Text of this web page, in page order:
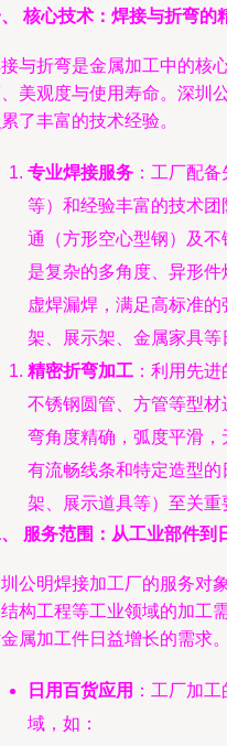
核心技术：焊接与折弯的
与折弯是金属加工中的核
美观度与使用寿命。深圳
了丰富的技术经验。
专业焊接服务 ：工厂配
等）和经验丰富的技术
通（方形空心型钢）及
是复杂的多角度、异形
虚焊漏焊，满足高标准
架、展示架、金属家具等
精密折弯加工 ：利用先
不锈钢圆管、方管等型
弯角度精确，弧度平滑
有流畅线条和特定造型
架、展示道具等）至关重
服务范围：从工业部件到
公明焊接加工厂的服务对
构工程等工业领域的加工
属加工件日益增长的需求。
日用百货应用 ：工厂加
域，如：